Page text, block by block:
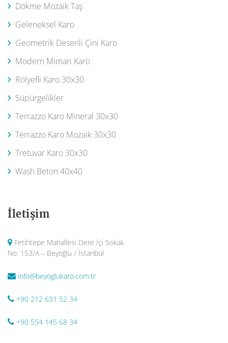
Dökme Mozaik Taş
Geleneksel Karo
Geometrik Desenli Çini Karo
Modern Mimari Karo
Rölyefli Karo 30x30
Süpürgelikler
Terrazzo Karo Mineral 30x30
Terrazzo Karo Mozaik 30x30
Tretuvar Karo 30x30
Wash Beton 40x40
İletişim
Fetihtepe Mahallesi Dere İçi Sokak
No: 153/A – Beyoğlu / İstanbul
info@beyoglukaro.com.tr
+90 212 631 52 34
+90 554 145 68 34